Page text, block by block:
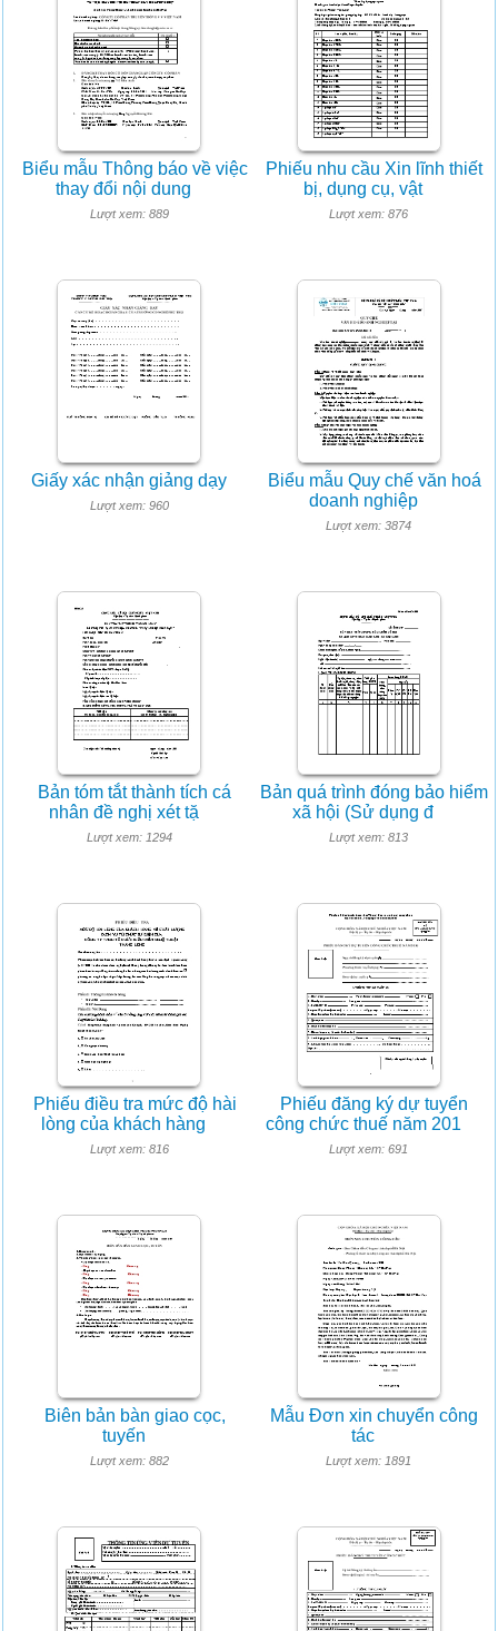
Biểu mẫu Thông báo về việc
thay đổi nội dung
Lượt xem: 889
Phiếu nhu cầu Xin lĩnh thiết
bị, dụng cụ, vật
Lượt xem: 876
Giấy xác nhận giảng dạy
Lượt xem: 960
Biểu mẫu Quy chế văn hoá
doanh nghiệp
Lượt xem: 3874
Bản tóm tắt thành tích cá
nhân đề nghị xét tặ
Lượt xem: 1294
Bản quá trình đóng bảo hiểm
xã hội (Sử dụng đ
Lượt xem: 813
Phiếu điều tra mức độ hài
lòng của khách hàng
Lượt xem: 816
Phiếu đăng ký dự tuyển
công chức thuế năm 201
Lượt xem: 691
Biên bản bàn giao cọc,
tuyến
Lượt xem: 882
Mẫu Đơn xin chuyển công
tác
Lượt xem: 1891